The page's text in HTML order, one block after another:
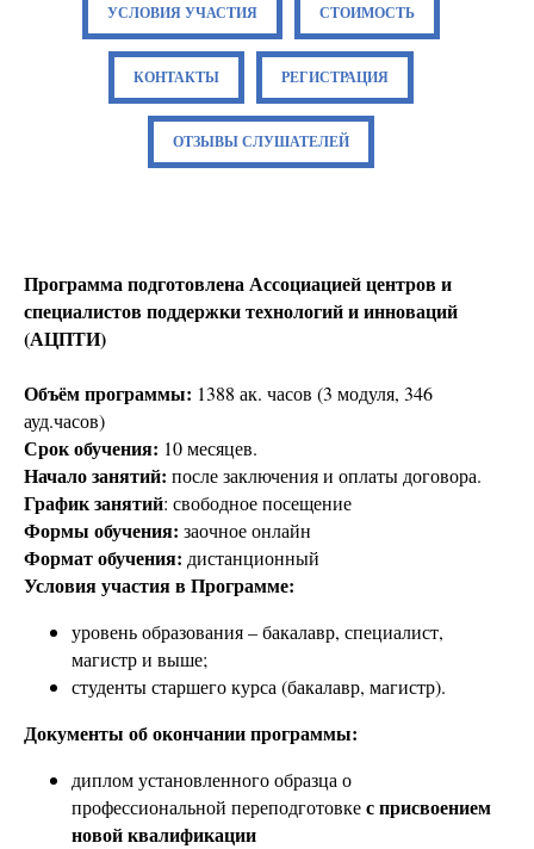
УСЛОВИЯ УЧАСТИЯ СТОИМОСТЬ
КОНТАКТЫ РЕГИСТРАЦИЯ
ОТЗЫВЫ СЛУШАТЕЛЕЙ
Программа подготовлена Ассоциацией центров и
специалистов поддержки технологий и инноваций
(АЦПТИ)
Объём программы: 1388 ак. часов (3 модуля, 346
ауд.часов)
Срок обучения: 10 месяцев.
Начало занятий: после заключения и оплаты договора.
График занятий: свободное посещение
Формы обучения: заочное онлайн
Формат обучения: дистанционный
Условия участия в Программе:
уровень образования – бакалавр, специалист,
магистр и выше;
студенты старшего курса (бакалавр, магистр).
Документы об окончании программы:
диплом установленного образца о
профессиональной переподготовкес присвоением
новой квалификации